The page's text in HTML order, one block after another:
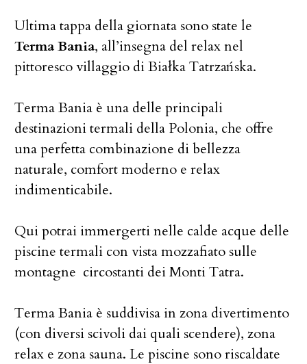
Ultima tappa della giornata sono state le
Terma Bania, all’insegna del relax nel
pittoresco villaggio di Białka Tatrzańska.
Terma Bania è una delle principali
destinazioni termali della Polonia, che offre
una perfetta combinazione di bellezza
naturale, comfort moderno e relax
indimenticabile.
Qui potrai immergerti nelle calde acque delle
piscine termali con vista mozzafiato sulle
montagne circostanti dei Monti Tatra.
Terma Bania è suddivisa in zona divertimento
(con diversi scivoli dai quali scendere), zona
relax e zona sauna. Le piscine sono riscaldate